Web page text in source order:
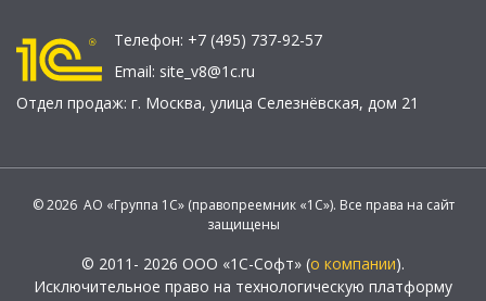
Телефон: +7 (495) 737-92-57
Email: site_v8@1c.ru
Отдел продаж: г. Москва, улица Селезнёвская, дом 21
© 2026 АО «Группа 1С» (правопреемник «1С»). Все права на сайт
защищены
© 2011- 2026 ООО «1С-Софт» (о компании).
Исключительное право на технологическую платформу